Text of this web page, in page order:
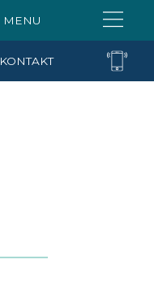
MENU
KONTAKT